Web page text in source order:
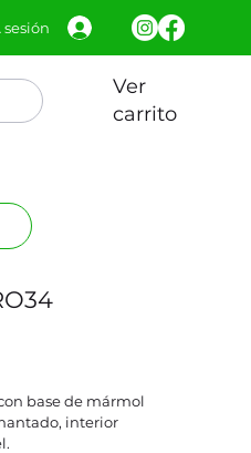
Ver
carrito
sesión
base de mármol
interior